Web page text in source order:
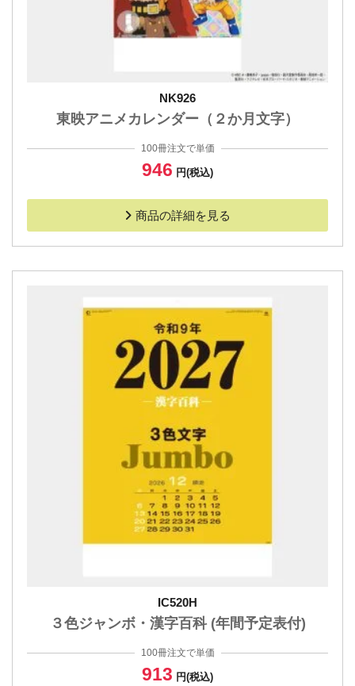
NK926
東映アニメカレンダー（２か月文字）
100冊注文で単価
946 円(税込)
商品の詳細を見る
IC520H
３色ジャンボ・漢字百科 (年間予定表付)
100冊注文で単価
913 円(税込)